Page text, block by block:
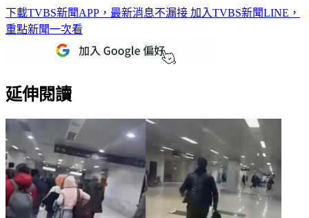
下載TVBS新聞APP，最新消息不漏接 加入TVBS新聞LINE，
重點新聞一次看
延伸閱讀